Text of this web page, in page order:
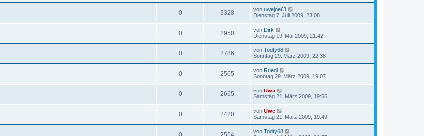
0 3328 von uwejoe63
Dienstag 7. Juli 2009, 23:08
0 2950 von Dirk
Dienstag 19. Mai 2009, 21:42
0 2786 von Todty68
Sonntag 29. März 2009, 22:38
0 2565 von Ruedi
Sonntag 29. März 2009, 19:07
0 2665 von Uwe
Samstag 21. März 2009, 19:56
0 2420 von Uwe
Samstag 21. März 2009, 19:49
0 2554 von Todty68